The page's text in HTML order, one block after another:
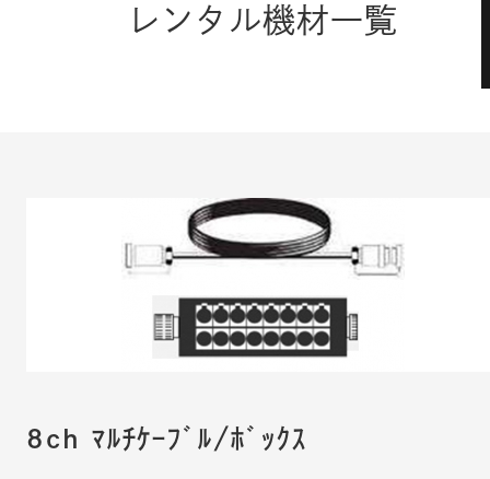
レンタル機材一覧
8ch ﾏﾙﾁｹｰﾌﾞﾙ/ﾎﾞｯｸｽ